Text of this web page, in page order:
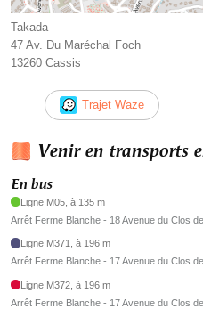
Takada
47 Av. Du Maréchal Foch
13260 Cassis
Trajet Waze
Venir en transports
En bus
Ligne M05, à 135 m
Arrêt Ferme Blanche - 18 Avenue du Clos
Ligne M371, à 196 m
Arrêt Ferme Blanche - 17 Avenue du Clos
Ligne M372, à 196 m
Arrêt Ferme Blanche - 17 Avenue du Clos